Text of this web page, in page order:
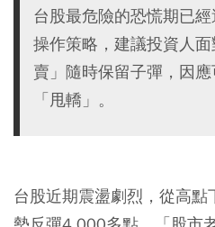
台股最危險的恐慌期已
操作策略，建議投資人
賣」隨時保留子彈，因
「甩轎」。
台股近期震盪劇烈，從高